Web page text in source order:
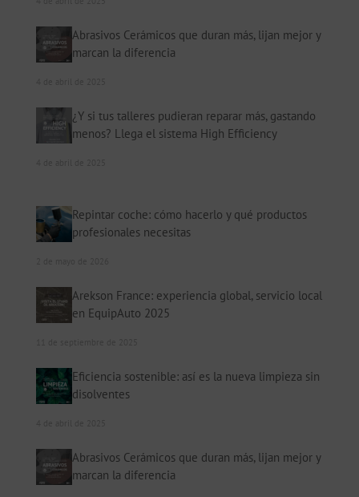
Abrasivos Cerámicos que duran más, lijan mejor y
marcan la diferencia
¿Y si tus talleres pudieran reparar más, gastando
menos? Llega el sistema High Efficiency
Repintar coche: cómo hacerlo y qué productos
profesionales necesitas
Arekson France: experiencia global, servicio local
en EquipAuto 2025
Eficiencia sostenible: así es la nueva limpieza sin
disolventes
Abrasivos Cerámicos que duran más, lijan mejor y
marcan la diferencia